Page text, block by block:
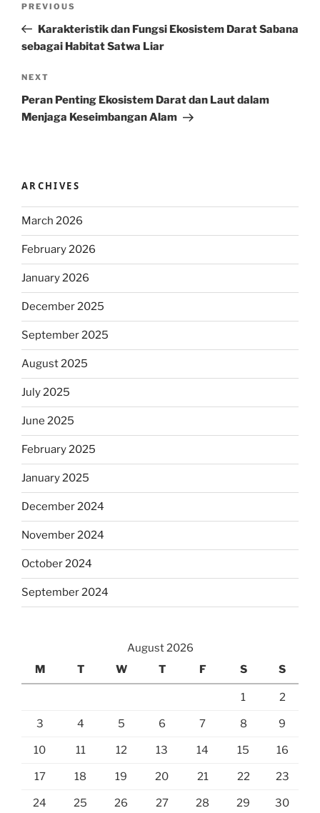
Previous
Post
PREVIOUS
Karakteristik dan Fungsi Ekosistem Darat Sabana
sebagai Habitat Satwa Liar
Next
Post
NEXT
Peran Penting Ekosistem Darat dan Laut dalam
Menjaga Keseimbangan Alam
ARCHIVES
March 2026
February 2026
January 2026
December 2025
September 2025
August 2025
July 2025
June 2025
February 2025
January 2025
December 2024
November 2024
October 2024
September 2024
August 2026
M
T W T F S S
1 2
3 4 5 6 7 8 9
10 11 12 13 14 15 16
17 18 19 20 21 22 23
24 25 26 27 28 29 30